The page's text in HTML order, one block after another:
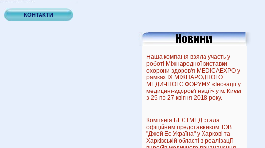
КОНТАКТИ
Наша компанія взяла участь у
роботі Міжнародної виставки
охорони здоров'я MEDICAEXPO у
рамках IX МІЖНАРОДНОГО
МЕДИЧНОГО ФОРУМУ «Іновації у
медицині-здоров'ї нації» у м. Києві
з 25 по 27 квітня 2018 року.
Компанія БЕСТМЕД стала
офіційним представником ТОВ
"Джей Ес Україна" у Харкові та
Харківській області з реалізації